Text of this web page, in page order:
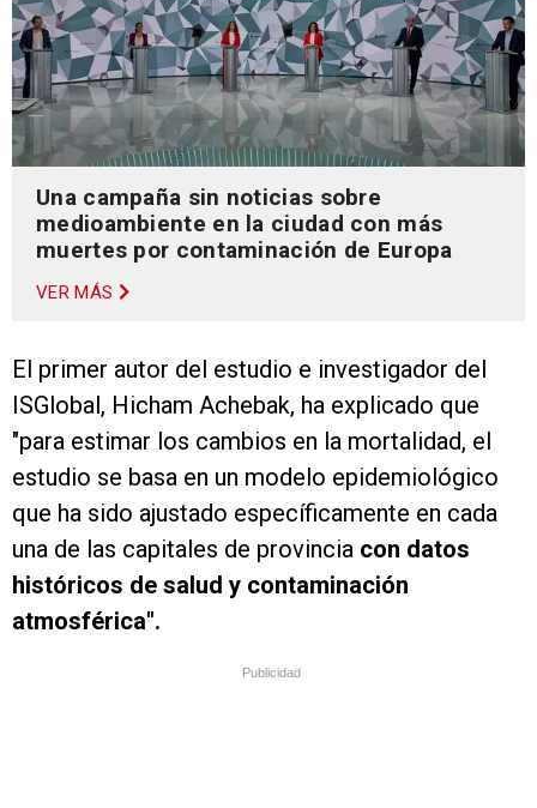
Una campaña sin noticias sobre
medioambiente en la ciudad con más
muertes por contaminación de Europa
VER MÁS
El primer autor del estudio e investigador del
ISGlobal, Hicham Achebak, ha explicado que
"para estimar los cambios en la mortalidad, el
estudio se basa en un modelo epidemiológico
que ha sido ajustado específicamente en cada
una de las capitales de provincia con datos
históricos de salud y contaminación
atmosférica".
Publicidad